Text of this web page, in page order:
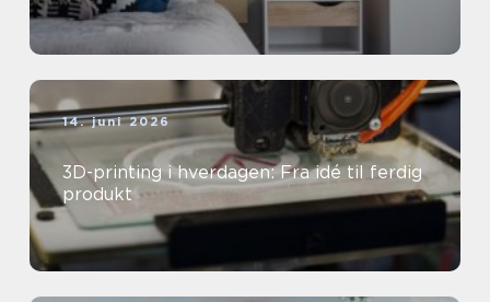
14. juni 2026
3D-printing i hverdagen: Fra idé til ferdig
produkt